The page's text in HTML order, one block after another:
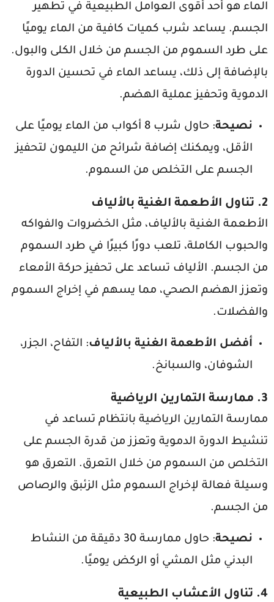
الماء هو أحد أقوى العوامل الطبيعية في تطهير
الجسم. يساعد شرب كميات كافية من الماء يوميًا
على طرد السموم من الجسم من خلال الكلى والبول.
بالإضافة إلى ذلك، يساعد الماء في تحسين الدورة
الدموية وتحفيز عملية الهضم.
نصيحة
: حاول شرب 8 أكواب من الماء يوميًا على
الأقل، ويمكنك إضافة شرائح من الليمون لتحفيز
الجسم على التخلص من السموم.
2. تناول الأطعمة الغنية بالألياف
الأطعمة الغنية بالألياف، مثل الخضروات والفواكه
والحبوب الكاملة، تلعب دورًا كبيرًا في طرد السموم
من الجسم. الألياف تساعد على تحفيز حركة الأمعاء
وتعزز الهضم الصحي، مما يسهم في إخراج السموم
والفضلات.
أفضل الأطعمة الغنية بالألياف: التفاح، الجزر،
الشوفان، والسبانخ.
3. ممارسة التمارين الرياضية
ممارسة التمارين الرياضية بانتظام تساعد في
تنشيط الدورة الدموية وتعزز من قدرة الجسم على
التخلص من السموم من خلال التعرق. التعرق هو
وسيلة فعالة لإخراج السموم مثل الزئبق والرصاص
من الجسم.
نصيحة
: حاول ممارسة 30 دقيقة من النشاط
البدني مثل المشي أو الركض يوميًا.
4. تناول الأعشاب الطبيعية